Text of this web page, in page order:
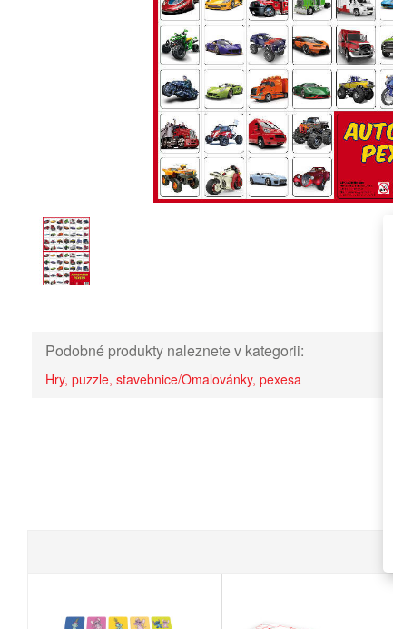
Podobné produkty naleznete v kategorii:
Hry, puzzle, stavebnice/Omalovánky, pexesa